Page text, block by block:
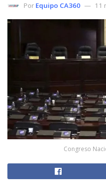
Por Equipo CA360 11
Congreso